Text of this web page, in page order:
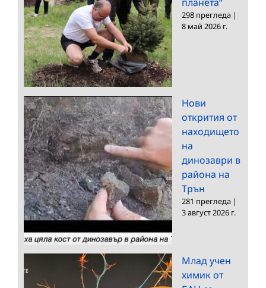
298 прегледа |
8 май 2026 г.
Нови
открития от
находището
на
динозаври в
района на
Трън
281 прегледа |
3 август 2026 г.
Млад учен
химик от